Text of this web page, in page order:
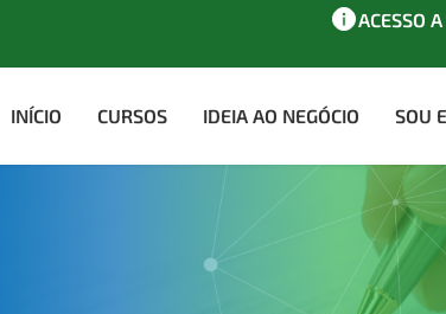
ACESSO
INÍCIO CURSOS IDEIA AO NEGÓCIO SOU